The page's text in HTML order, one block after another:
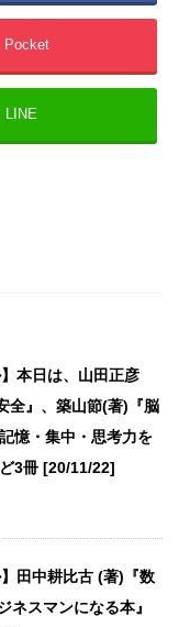
Pocket
LINE
本日は、山田正彦
全』、築山節(著)『脳
憶・集中・思考力を
3冊 [20/11/22]
田中耕比古 (著)『数
ネスマンになる本』